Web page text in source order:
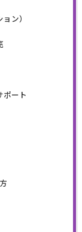
ン）
ポート